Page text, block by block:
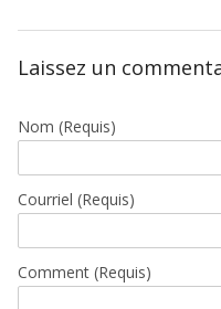
Laissez un
Nom (Requis)
Courriel (Requis)
Comment (Requis)